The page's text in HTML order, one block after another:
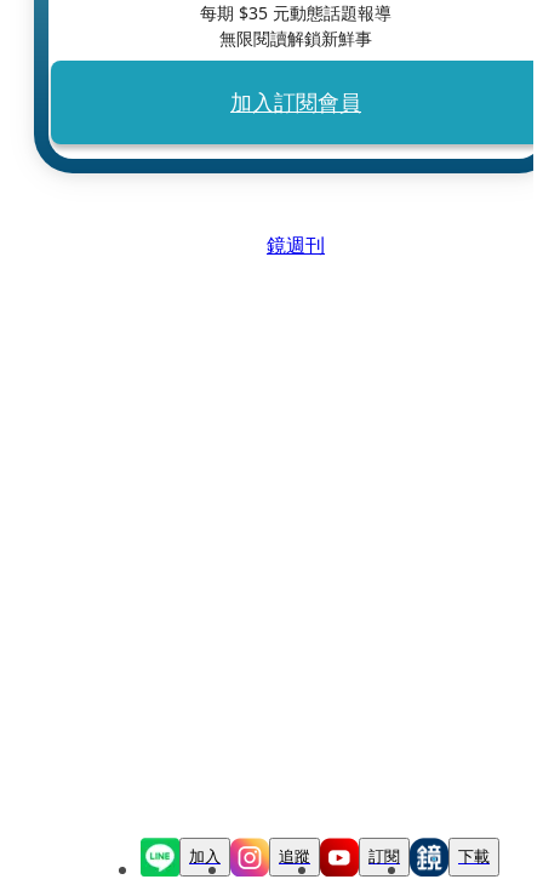
每期 $35 元動態話題報導
無限閱讀解鎖新鮮事
加入訂閱會員
鏡週刊
加入 追蹤 訂閱 下載